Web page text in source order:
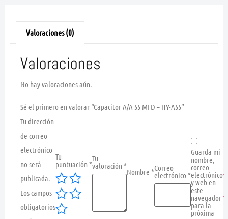
Valoraciones (0)
Valoraciones
No hay valoraciones aún.
Sé el primero en valorar “Capacitor A/A 55 MFD – HY-A55”
Tu dirección
de correo
electrónico
no será
publicada.
Los campos
obligatorios
Tu
puntuación *
Tu
valoración *
Nombre *Correo
electrónico *
Guarda mi
nombre,
correo
electrónico
y web en
este
navegador
para la
próxima